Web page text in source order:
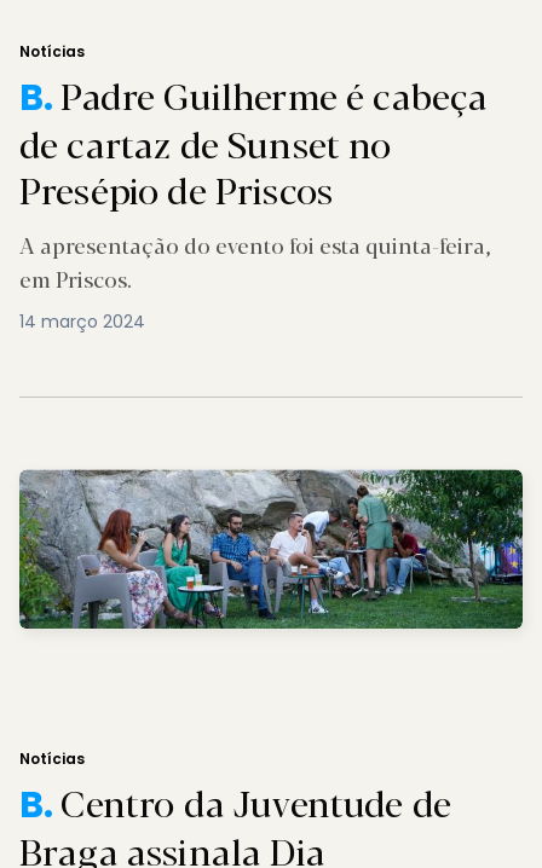
Notícias
B.Padre Guilherme é cabeça
de cartaz de Sunset no
Presépio de Priscos
A apresentação do evento foi esta quinta-feira,
em Priscos.
14 março 2024
Notícias
B.Centro da Juventude de
Braga assinala Dia